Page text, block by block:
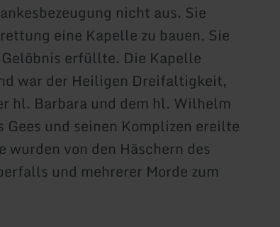
nicht aus. Sie
eine Kapelle zu bauen. Sie
erfüllte. Die Kapelle
war der Heiligen Dreifaltigkeit,
hl. Barbara und dem hl. Wilhelm
und seinen Komplizen ereilte
von den Häschern des
und mehrerer Morde zum